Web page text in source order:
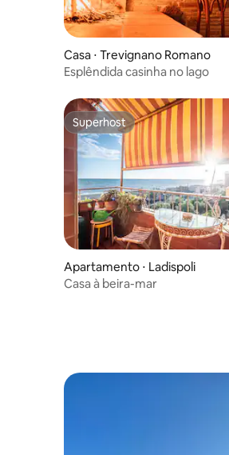
Casa ⋅ Trevignano Romano
Esplêndida casinha no lago
Superhost
Superhost
Apartamento ⋅ Ladispoli
Casa à beira-mar